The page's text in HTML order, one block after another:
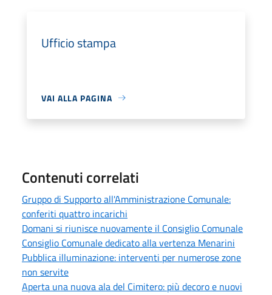
Ufficio stampa
VAI ALLA PAGINA
Contenuti correlati
Gruppo di Supporto all'Amministrazione Comunale:
conferiti quattro incarichi
Domani si riunisce nuovamente il Consiglio Comunale
Consiglio Comunale dedicato alla vertenza Menarini
Pubblica illuminazione: interventi per numerose zone
non servite
Aperta una nuova ala del Cimitero: più decoro e nuovi